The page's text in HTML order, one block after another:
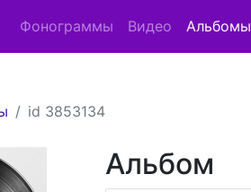
Фонограммы Видео Альбомы
id 3853134
Альбом